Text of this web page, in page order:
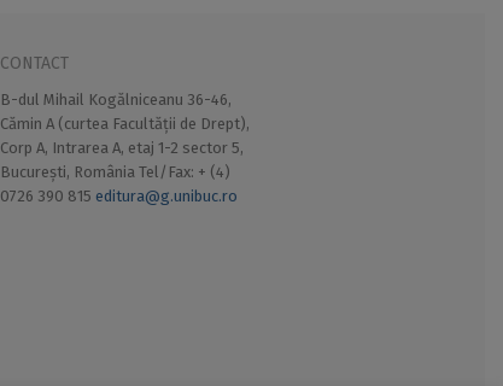
CONTACT
B-dul Mihail Kogălniceanu 36-46,
Cămin A (curtea Facultății de Drept),
Corp A, Intrarea A, etaj 1-2 sector 5,
București, România Tel/Fax: + (4)
0726 390 815 editura@g.unibuc.ro